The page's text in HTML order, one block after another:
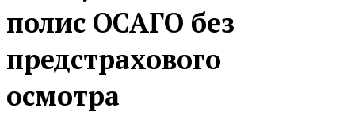
полис ОСАГО без
предстрахового
осмотра